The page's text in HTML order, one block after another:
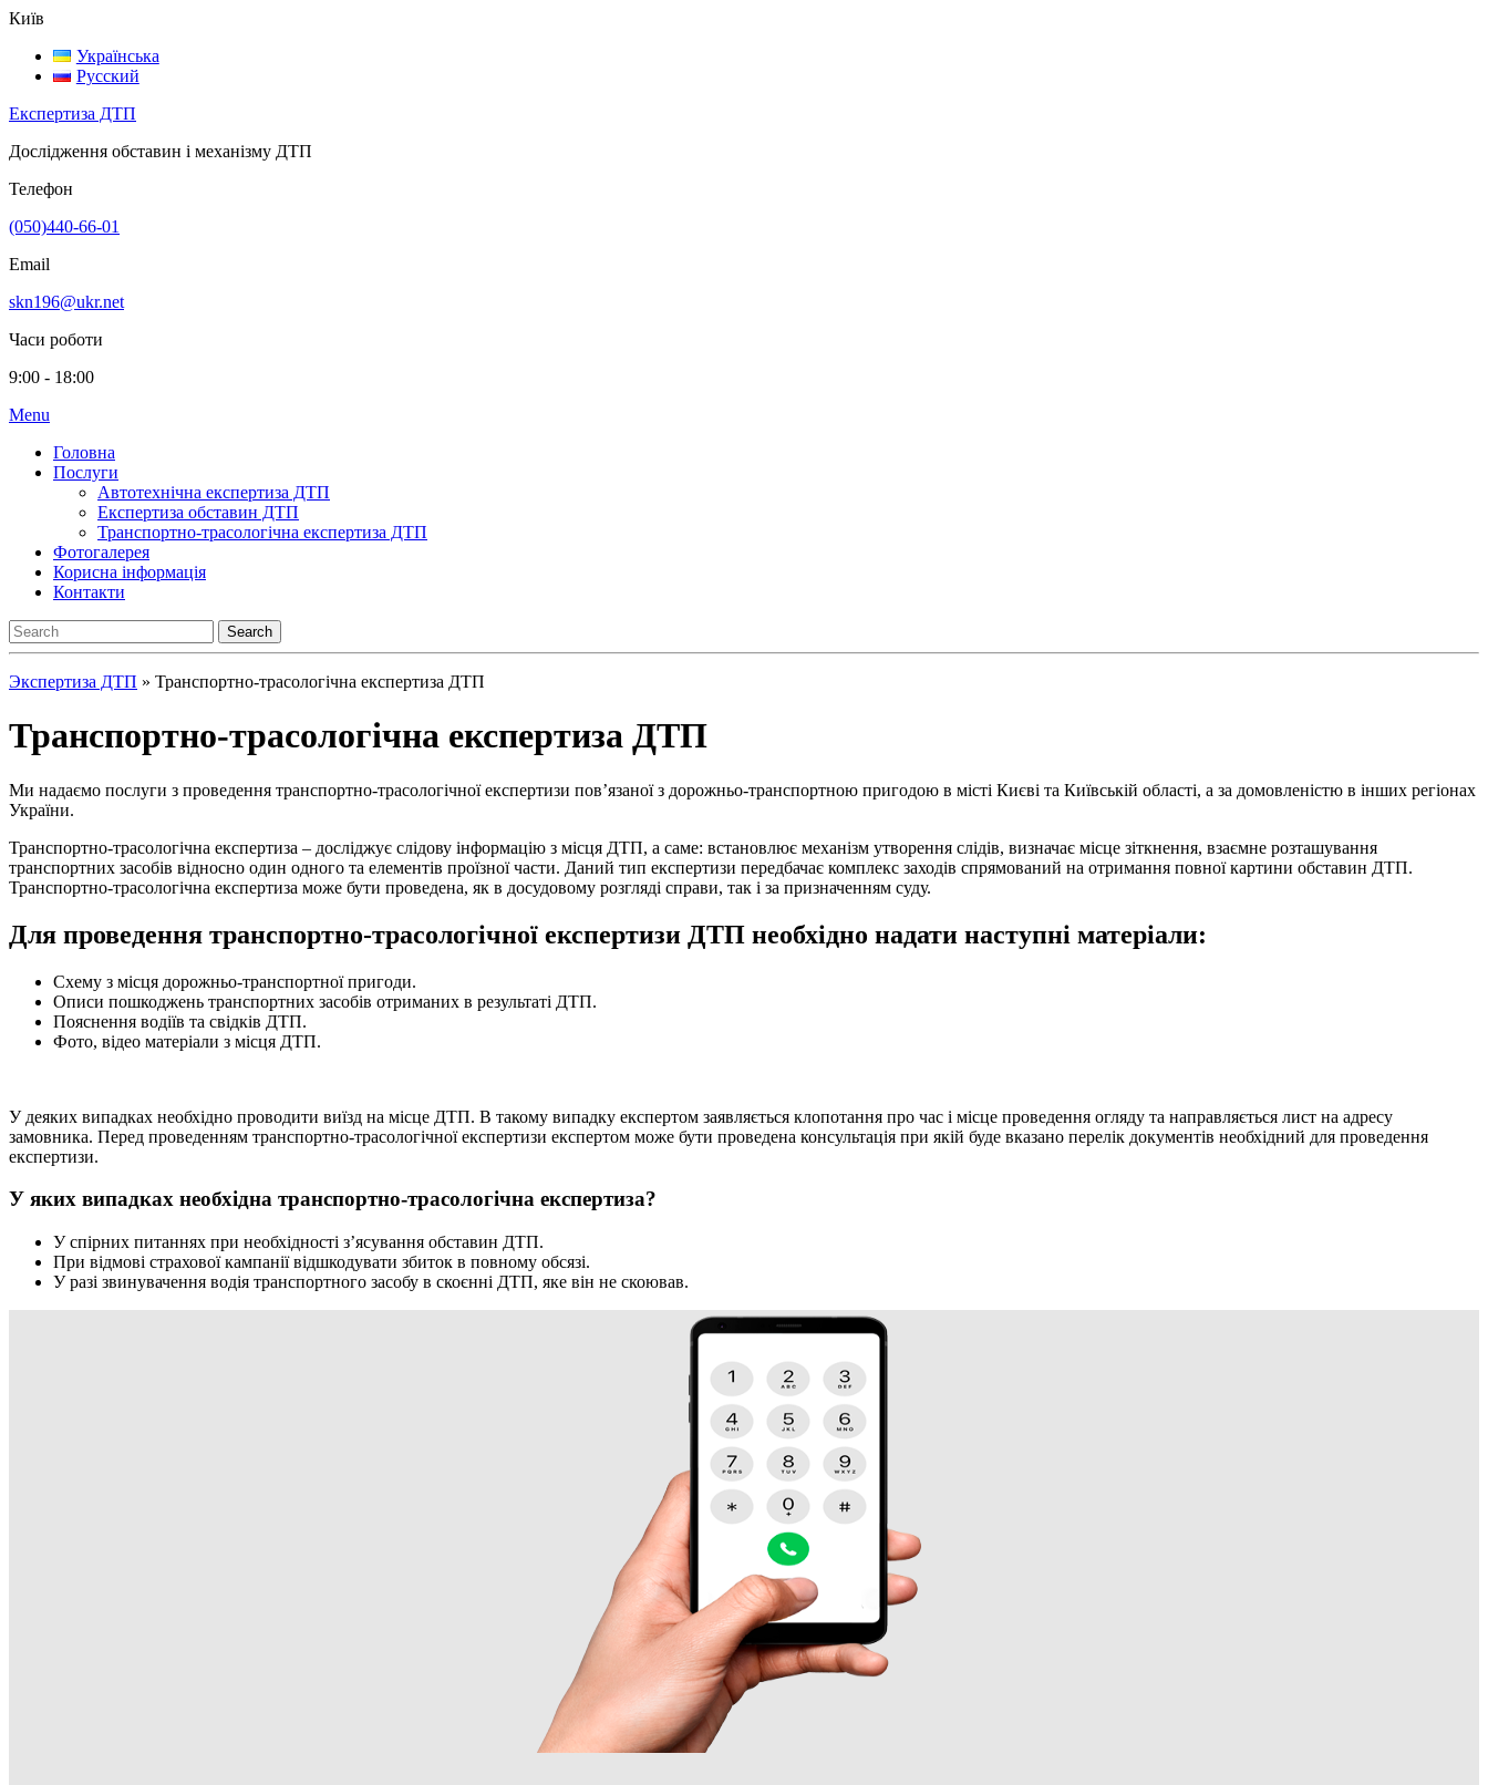
Київ
Українська
Русский
Експертиза ДТП
Дослідження обставин і механізму ДТП
Телефон
(050)440-66-01
Email
skn196@ukr.net
Часи роботи
9:00 - 18:00
Menu
Головна
Послуги
Автотехнічна експертиза ДТП
Експертиза обставин ДТП
Транспортно-трасологічна експертиза ДТП
Фотогалерея
Корисна інформація
Контакти
Экспертиза ДТП » Транспортно-трасологічна експертиза ДТП
Транспортно-трасологічна експертиза ДТП
Ми надаємо послуги з проведення транспортно-трасологічної експертизи пов’язаної з дорожньо-транспортною пригодою в місті Києві та Київській області, а за домовленістю в інших регіонах
України.
Транспортно-трасологічна експертиза – досліджує слідову інформацію з місця ДТП, а саме: встановлює механізм утворення слідів, визначає місце зіткнення, взаємне розташування
транспортних засобів відносно один одного та елементів проїзної части. Даний тип експертизи передбачає комплекс заходів спрямований на отримання повної картини обставин ДТП.
Транспортно-трасологічна експертиза може бути проведена, як в досудовому розгляді справи, так і за призначенням суду.
Для проведення транспортно-трасологічної експертизи ДТП необхідно надати наступні матеріали:
Схему з місця дорожньо-транспортної пригоди.
Описи пошкоджень транспортних засобів отриманих в результаті ДТП.
Пояснення водіїв та свідків ДТП.
Фото, відео матеріали з місця ДТП.
У деяких випадках необхідно проводити виїзд на місце ДТП. В такому випадку експертом заявляється клопотання про час і місце проведення огляду та направляється лист на адресу
замовника. Перед проведенням транспортно-трасологічної експертизи експертом може бути проведена консультація при якій буде вказано перелік документів необхідний для проведення
експертизи.
У яких випадках необхідна транспортно-трасологічна експертиза?
У спірних питаннях при необхідності з’ясування обставин ДТП.
При відмові страхової кампанії відшкодувати збиток в повному обсязі.
У разі звинувачення водія транспортного засобу в скоєнні ДТП, яке він не скоював.